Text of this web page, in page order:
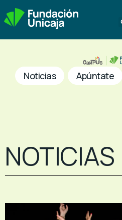
Noticias Apúntate
NOTICIAS